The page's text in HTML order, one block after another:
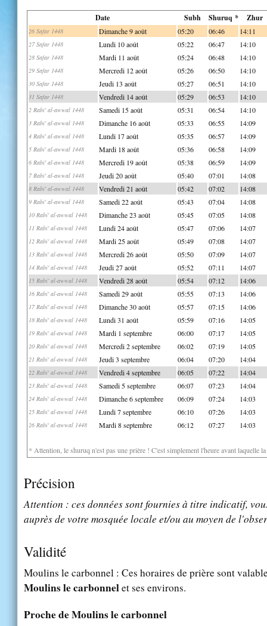
Date Subh Shuruq * Zhur
26 Safar 1448 Dimanche 9 août 05:20 06:46 14:11
27 Safar 1448 Lundi 10 août 05:22 06:47 14:10
28 Safar 1448 Mardi 11 août 05:24 06:48 14:10
29 Safar 1448 Mercredi 12 août 05:26 06:50 14:10
30 Safar 1448 Jeudi 13 août 05:27 06:51 14:10
31 Safar 1448 Vendredi 14 août 05:29 06:53 14:10
2 Rabi' al-awwal 1448 Samedi 15 août 05:31 06:54 14:10
3 Rabi' al-awwal 1448 Dimanche 16 août 05:33 06:55 14:09
4 Rabi' al-awwal 1448 Lundi 17 août 05:35 06:57 14:09
5 Rabi' al-awwal 1448 Mardi 18 août 05:36 06:58 14:09
6 Rabi' al-awwal 1448 Mercredi 19 août 05:38 06:59 14:09
7 Rabi' al-awwal 1448 Jeudi 20 août 05:40 07:01 14:08
8 Rabi' al-awwal 1448 Vendredi 21 août 05:42 07:02 14:08
9 Rabi' al-awwal 1448 Samedi 22 août 05:43 07:04 14:08
10 Rabi' al-awwal 1448 Dimanche 23 août 05:45 07:05 14:08
11 Rabi' al-awwal 1448 Lundi 24 août 05:47 07:06 14:07
12 Rabi' al-awwal 1448 Mardi 25 août 05:49 07:08 14:07
13 Rabi' al-awwal 1448 Mercredi 26 août 05:50 07:09 14:07
14 Rabi' al-awwal 1448 Jeudi 27 août 05:52 07:11 14:07
15 Rabi' al-awwal 1448 Vendredi 28 août 05:54 07:12 14:06
16 Rabi' al-awwal 1448 Samedi 29 août 05:55 07:13 14:06
17 Rabi' al-awwal 1448 Dimanche 30 août 05:57 07:15 14:06
18 Rabi' al-awwal 1448 Lundi 31 août 05:59 07:16 14:05
19 Rabi' al-awwal 1448 Mardi 1 septembre 06:00 07:17 14:05
20 Rabi' al-awwal 1448 Mercredi 2 septembre 06:02 07:19 14:05
21 Rabi' al-awwal 1448 Jeudi 3 septembre 06:04 07:20 14:04
22 Rabi' al-awwal 1448 Vendredi 4 septembre 06:05 07:22 14:04
23 Rabi' al-awwal 1448 Samedi 5 septembre 06:07 07:23 14:04
24 Rabi' al-awwal 1448 Dimanche 6 septembre 06:09 07:24 14:03
25 Rabi' al-awwal 1448 Lundi 7 septembre 06:10 07:26 14:03
26 Rabi' al-awwal 1448 Mardi 8 septembre 06:12 07:27 14:03
* Attention, le shuruq n'est pas une prière ! C'est simplement l'heure avant laquelle
Précision
Attention : ces données sont fournies à titre indicatif,
auprès de votre mosquée locale et/ou au moyen de
Validité
Moulins le carbonnel : Ces horaires de prière sont
Moulins le carbonnelet ses environs.
Proche de Moulins le carbonnel